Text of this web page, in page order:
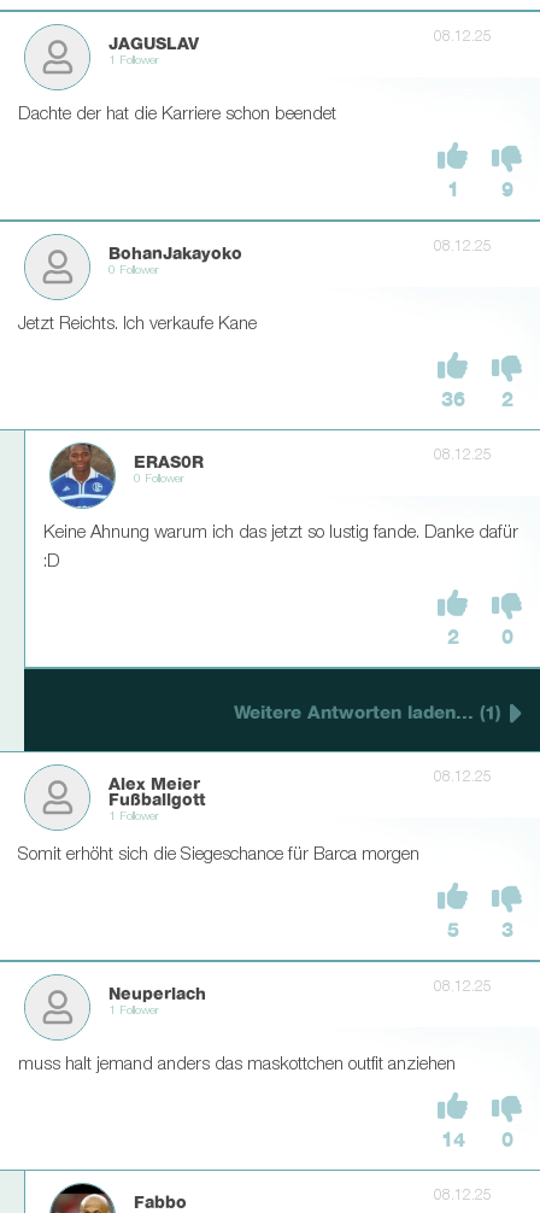
JAGUSLAV
1 Follower
08.12.25
Dachte der hat die Karriere schon beendet
1 9
BohanJakayoko
0 Follower
08.12.25
Jetzt Reichts. Ich verkaufe Kane
36 2
ERAS0R
0 Follower
08.12.25
Keine Ahnung warum ich das jetzt so lustig fande. Danke dafür
:D
2 0
Weitere Antworten laden... (1)
Alex Meier
Fußballgott
1 Follower
08.12.25
Somit erhöht sich die Siegeschance für Barca morgen
5 3
Neuperlach
1 Follower
08.12.25
muss halt jemand anders das maskottchen outfit anziehen
14 0
Fabbo 08.12.25